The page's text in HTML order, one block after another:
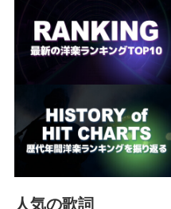
人気の歌詞